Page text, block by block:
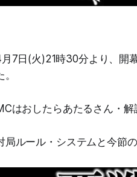
7日(火)21時30分より、開
。
はおしたらあたるさん・解
局ルール・システムと今節